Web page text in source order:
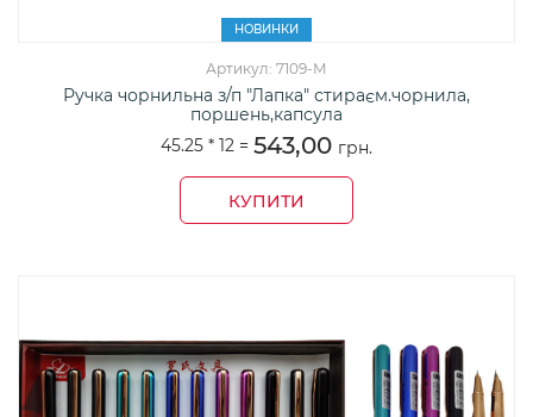
НОВИНКИ
Артикул: 7109-М
Ручка чорнильна з/п "Лапка" стираєм.чорнила,
поршень,капсула
45.25 * 12 = 543,00 грн.
КУПИТИ